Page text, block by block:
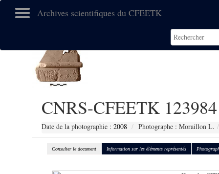
Archives scientifiques du CFEETK
CNRS-CFEETK 123984
Date de la photographie : 2008 Photographe : Moraillon L.
Consulter le document Information sur les éléments représentés